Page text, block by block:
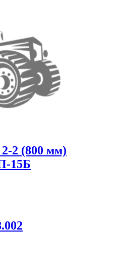
2 (800 мм)
15Б